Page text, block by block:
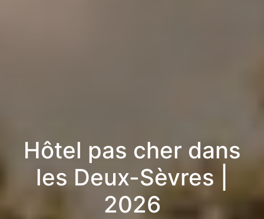
Hôtel pas cher dans
les Deux-Sèvres |
2026